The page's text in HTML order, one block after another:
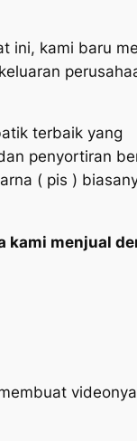
ini, kami baru
terbaik yang
penyortiran
( pis )
kami menjual